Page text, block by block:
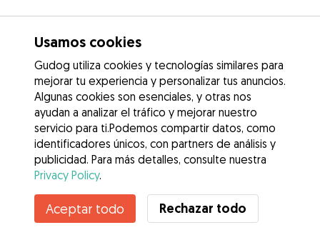
¿Conoces los Beneficios de Gudog? Ver más
Usamos cookies
Gudog utiliza cookies y tecnologías similares para
mejorar tu experiencia y personalizar tus anuncios.
Algunas cookies son esenciales, y otras nos
ayudan a analizar el tráfico y mejorar nuestro
servicio para ti.Podemos compartir datos, como
identificadores únicos, con partners de análisis y
publicidad. Para más detalles, consulte nuestra
Privacy Policy.
Aceptar todo Rechazar todo